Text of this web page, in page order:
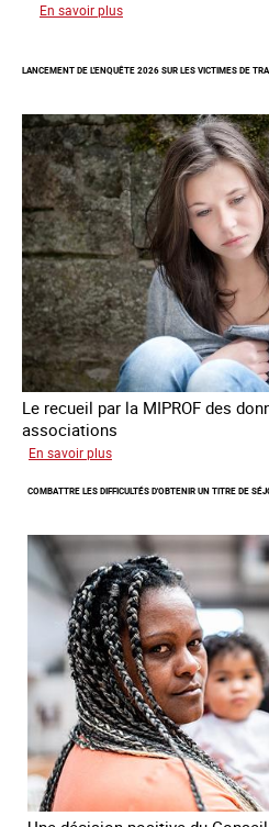
En savoir plus
cas
traite
à
des
fins
de
criminalité
forcée
en
Europe
LANCEMENT DE L'ENQUÊTE 2026 SUR LES VICTIMES DE
Le recueil par la MIPROF des
associations
En savoir plus
de
2026
sur
les
victimes
de
traite
COMBATTRE LES DIFFICULTÉS D'OBTENIR UN TITRE DE